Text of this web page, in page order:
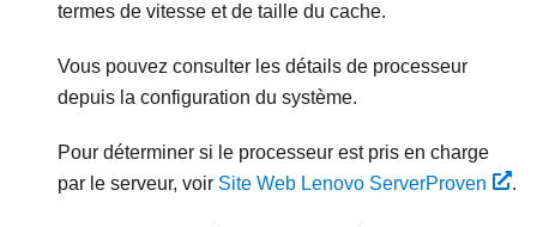
termes de vitesse et de taille du cache.
Vous pouvez consulter les détails de processeur
depuis la configuration du système.
Pour déterminer si le processeur est pris en charge
par le serveur, voir Site Web Lenovo ServerProven .